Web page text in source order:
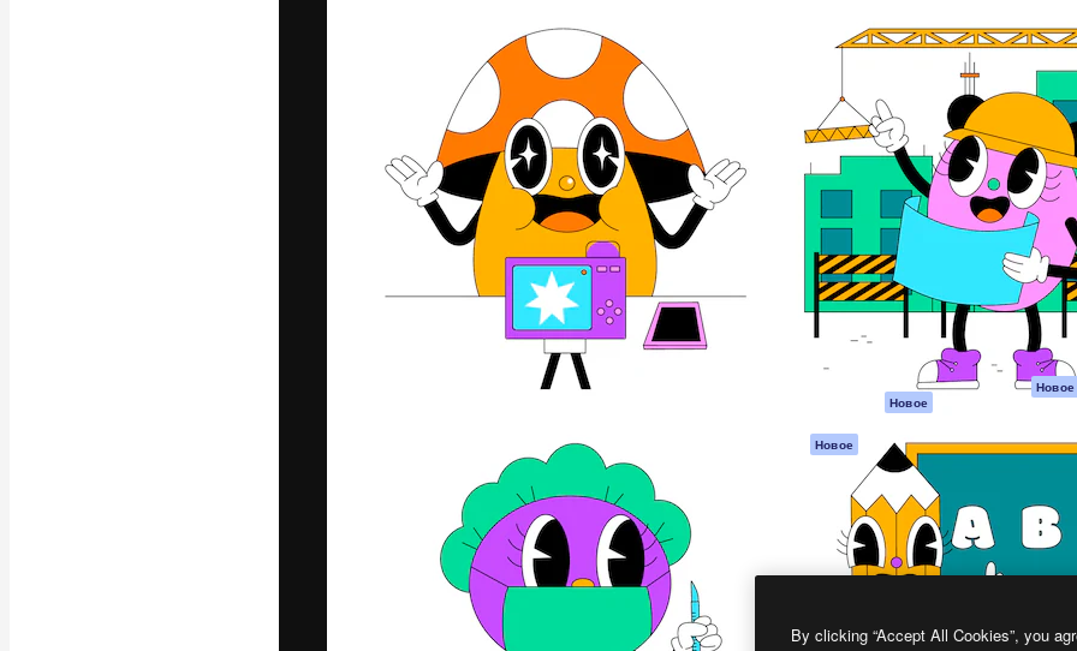
Креативная платформа для создания
ваших лучших работ. Более 1 миллиона
подписчиков среди креаторов,
предприятий, агентств и студий.
Pусский
Продукция
Spaces
ИИ-помощник
Генератор
изображений ИИ
Генератор видео
Генератор голоса
на основе ИИ
Новое
Новое
приложение
Все инструменты
Magnific
Начать
Academy
Документация
Пакету ИИ
Служба
поддержки
Условия и
положения
Политика
Оригиналы Новое
cookie
Партнеры
Предприятие
By clicking “Accept All Cookies”, you